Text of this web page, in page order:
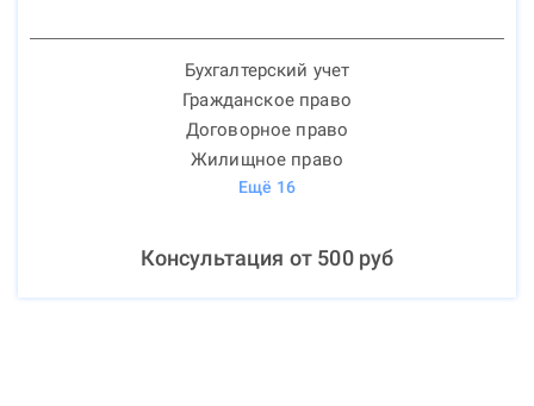
Бухгалтерский учет
Гражданское право
Договорное право
Жилищное право
Ещё 16
Консультация от 500руб